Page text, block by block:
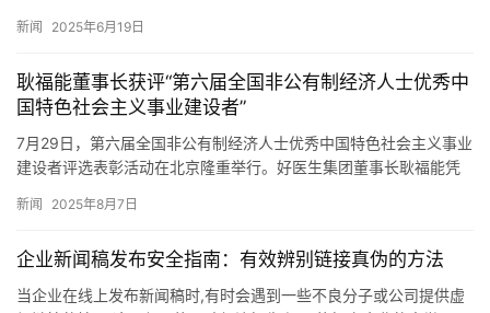
新闻 2025年6月19日
耿福能董事长获评“第六届全国非公有制经济人士优秀中
国特色社会主义事业建设者”
7月29日，第六届全国非公有制经济人士优秀中国特色社会主义事业
建设者评选表彰活动在北京隆重举行。好医生集团董事长耿福能凭
和…
新闻 2025年8月7日
企业新闻稿发布安全指南：有效辨别链接真伪的方法
当企业在线上发布新闻稿时,有时会遇到一些不良分子或公司提供虚